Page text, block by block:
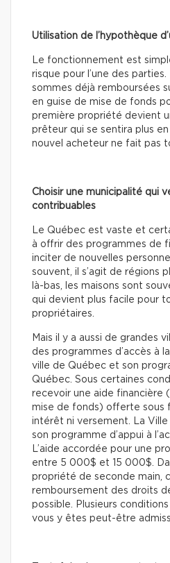
Utilisation de l’hypothèque
Le fonctionnement est
risque pour l’une des
sommes déjà remboursées
en guise de mise de fonds
première propriété devient
prêteur qui se sentira plus
nouvel acheteur ne fait pas
Choisir une municipalité qui
contribuables
Le Québec est vaste et
à offrir des programmes de
inciter de nouvelles
souvent, il s’agit de régions
là-bas, les maisons sont
qui devient plus facile pour
propriétaires.
Mais il y a aussi de grandes
des programmes d’accès à
ville de Québec et son
Québec. Sous certaines
recevoir une aide financière
mise de fonds) offerte sous
intérêt ni versement. La Ville
son programme d’appui à
L’aide accordée pour une
entre 5 000$ et 15 000$.
propriété de seconde main,
remboursement des droits
possible. Plusieurs conditions
vous y êtes peut-être